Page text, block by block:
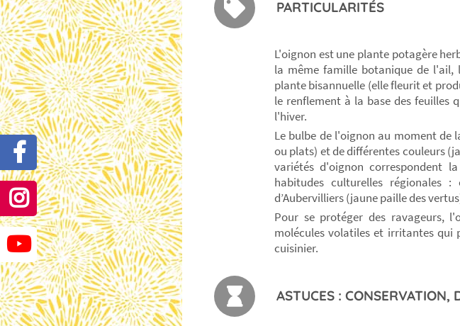
PARTICULARITÉS
L'oignon est une plante potagère
la même famille botanique de
plante bisannuelle (elle fleurit et
le renflement à la base des feuilles
l'hiver.
Le bulbe de l'oignon au moment de
ou plats) et de différentes couleurs
variétés d'oignon correspondent
habitudes culturelles régionales
d’Aubervilliers (jaune paille des
Pour se protéger des ravageurs,
molécules volatiles et irritantes qui
cuisinier.
ASTUCES : CONSERVATION,